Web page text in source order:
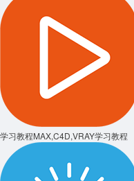
学习教程MAX,C4D,VRAY学习教程